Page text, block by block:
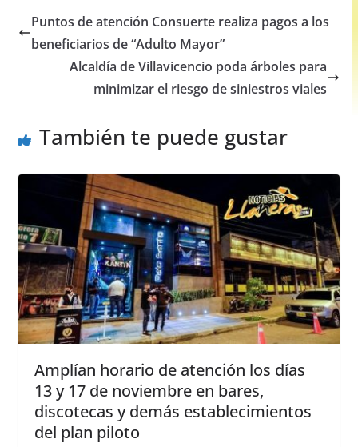
e
b
o
s
A
p
p
e
n
g
er
e
Puntos de atención Consuerte realiza pagos a los
beneficiarios de “Adulto Mayor”
Alcaldía de Villavicencio poda árboles para
minimizar el riesgo de siniestros viales
También te puede gustar
Amplían horario de atención los días
13 y 17 de noviembre en bares,
discotecas y demás establecimientos
del plan piloto